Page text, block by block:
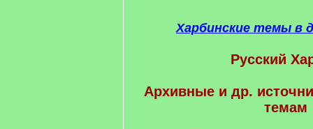
Харбинские темы в
Русский
Архивные и др.
темам